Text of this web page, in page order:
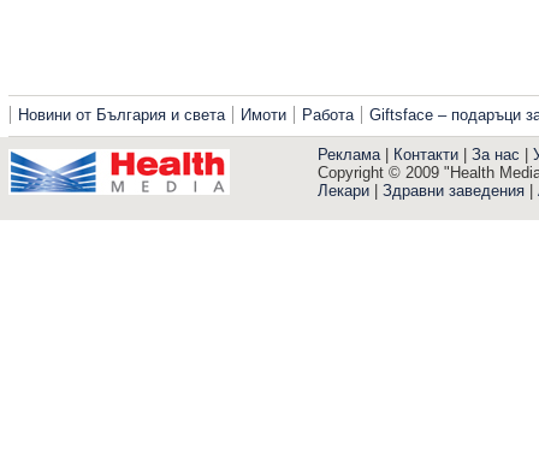
Новини от България и света Имоти Работа Giftsface – подаръци
Реклама| Контакти За нас
Copyright © 2009 "Health
Лекари
Здравни заведения